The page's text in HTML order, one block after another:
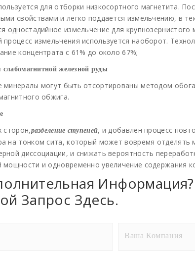
для отборки низкосортного магнетита.
свойствами и легко поддается измельчению, в
одностадийное измельчение для крупнозернистого
процесс измельчения используется наоборот.
концентрата с 61% до около 67%;
слабомагнитной железной руды
минералы могут быть отсортированы методом
обжига.
сторон,разделение ступеней, и добавлен процесс
на тонком сита, который может вовремя отделять
диссоциации, и снижать вероятность
мощности и одновременно увеличение содержания
Запрос Здесь.